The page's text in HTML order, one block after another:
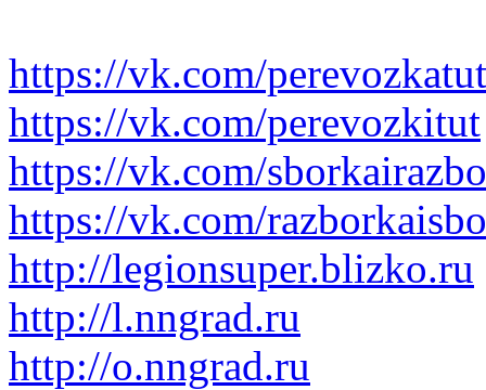
https://vk.com/perevozkatut
https://vk.com/perevozkitut
https://vk.com/
https://vk.com/
http://legionsuper.blizko.ru
http://l.nngrad.ru
http://o.nngrad.ru